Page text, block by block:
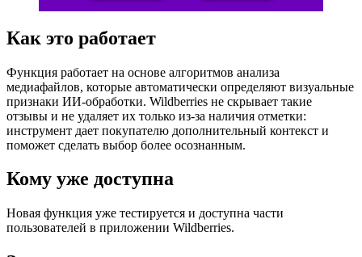
Как это работает
Функция работает на основе алгоритмов анализа
медиафайлов, которые автоматически определяют визуальные
признаки ИИ-обработки. Wildberries не скрывает такие
отзывы и не удаляет их только из-за наличия отметки:
инструмент дает покупателю дополнительный контекст и
поможет сделать выбор более осознанным.
Кому уже доступна
Новая функция уже тестируется и доступна части
пользователей в приложении Wildberries.